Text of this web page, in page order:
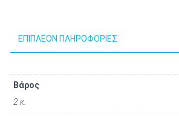
ΕΠΙΠΛΈΟΝ ΠΛΗΡΟΦΟΡΊΕΣ
Βάρος
2 κ.